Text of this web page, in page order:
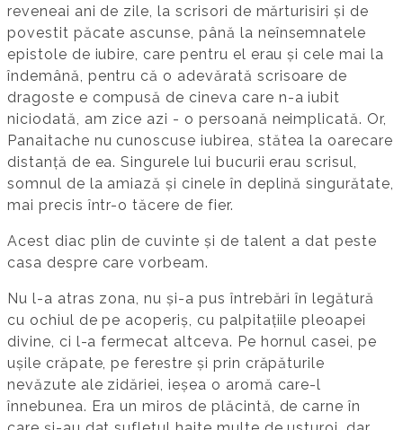
reveneai ani de zile, la scrisori de mărturisiri și de
povestit păcate ascunse, până la neînsemnatele
epistole de iubire, care pentru el erau și cele mai la
îndemână, pentru că o adevărată scrisoare de
dragoste e compusă de cineva care n-a iubit
niciodată, am zice azi - o persoană neimplicată. Or,
Panaitache nu cunoscuse iubirea, stătea la oarecare
distanță de ea. Singurele lui bucurii erau scrisul,
somnul de la amiază și cinele în deplină singurătate,
mai precis într-o tăcere de fier.
Acest diac plin de cuvinte și de talent a dat peste
casa despre care vorbeam.
Nu l-a atras zona, nu și-a pus întrebări în legătură
cu ochiul de pe acoperiș, cu palpitațiile pleoapei
divine, ci l-a fermecat altceva. Pe hornul casei, pe
ușile crăpate, pe ferestre și prin crăpăturile
nevăzute ale zidăriei, ieșea o aromă care-l
înnebunea. Era un miros de plăcintă, de carne în